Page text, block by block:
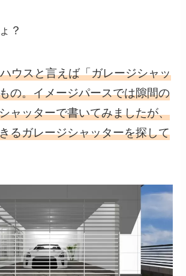
？
ウスと言えば「ガレージシャッ
の。イメージパースでは隙間の
ャッターで書いてみましたが、
るガレージシャッターを探して